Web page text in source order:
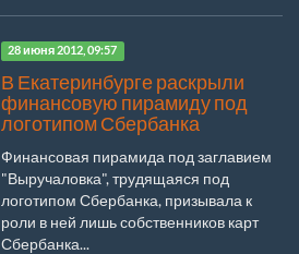
28 июня 2012, 09:57
В Екатеринбурге раскрыли
финансовую пирамиду под
логотипом Сбербанка
Финансовая пирамида под заглавием
"Выручаловка", трудящаяся под
логотипом Сбербанка, призывала к
роли в ней лишь собственников карт
Сбербанка...